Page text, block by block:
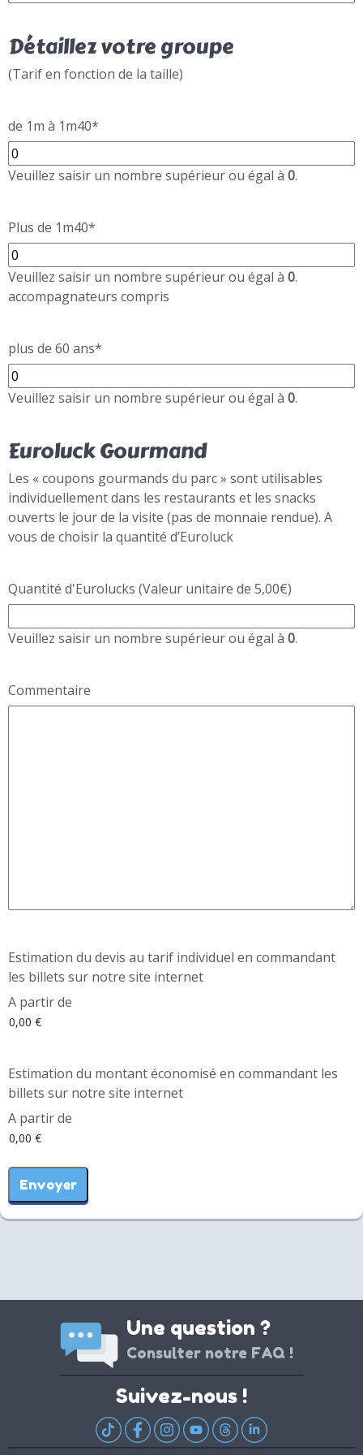
Détaillez votre groupe
(Tarif en fonction de la taille)
de 1m à 1m40*
Veuillez saisir un nombre supérieur ou égal à 0.
Plus de 1m40*
Veuillez saisir un nombre supérieur ou égal à 0.
accompagnateurs compris
plus de 60 ans*
Veuillez saisir un nombre supérieur ou égal à 0.
Euroluck Gourmand
Les « coupons gourmands du parc » sont utilisables
individuellement dans les restaurants et les snacks
ouverts le jour de la visite (pas de monnaie rendue). A
vous de choisir la quantité d’Euroluck
Quantité d'Eurolucks (Valeur unitaire de 5,00€)
Veuillez saisir un nombre supérieur ou égal à 0.
Commentaire
Estimation du devis au tarif individuel en commandant
les billets sur notre site internet
A partir de
Estimation du montant économisé en commandant les
billets sur notre site internet
A partir de
Une question ?
Consulter notre FAQ !
Suivez-nous !